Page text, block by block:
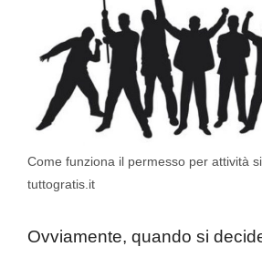
Come funziona il permesso per attività
tuttogratis.it
Ovviamente, quando si